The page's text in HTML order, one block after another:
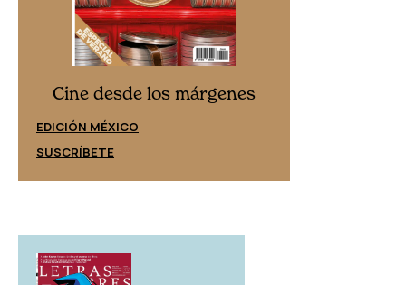
Cine desde los márgenes
EDICIÓN MÉXICO
SUSCRÍBETE